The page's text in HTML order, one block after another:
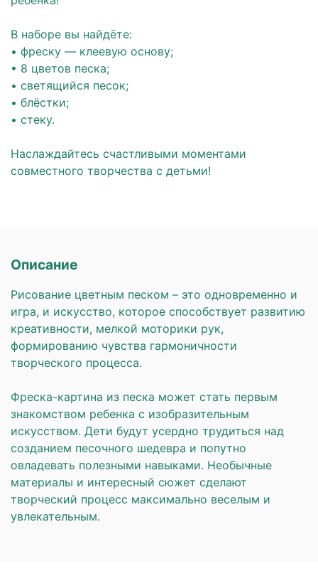
В наборе вы найдёте:
• фреску ― клеевую основу;
• 8 цветов песка;
• светящийся песок;
• блёстки;
• стеку.
Наслаждайтесь счастливыми моментами
совместного творчества с детьми!
Описание
Рисование цветным песком – это одновременно и
игра, и искусство, которое способствует развитию
креативности, мелкой моторики рук,
формированию чувства гармоничности
творческого процесса.
Фреска-картина из песка может стать первым
знакомством ребенка с изобразительным
искусством. Дети будут усердно трудиться над
созданием песочного шедевра и попутно
овладевать полезными навыками. Необычные
материалы и интересный сюжет сделают
творческий процесс максимально веселым и
увлекательным.